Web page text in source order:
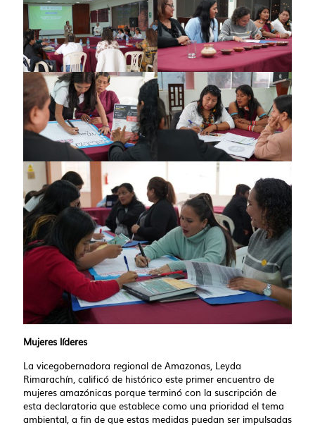
Mujeres líderes
La vicegobernadora regional de Amazonas, Leyda
Rimarachín, calificó de histórico este primer encuentro de
mujeres amazónicas porque terminó con la suscripción de
esta declaratoria que establece como una prioridad el tema
ambiental, a fin de que estas medidas puedan ser impulsadas